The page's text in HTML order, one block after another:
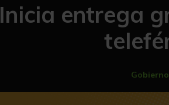
Inicia entrega
Gobierno